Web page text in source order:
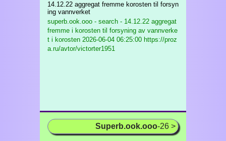
14.12.22 aggregat fremme korosten til forsyn
ing vannverket
superb.ook.ooo - search - 14.12.22 aggregat
fremme i korosten til forsyning av vannverke
t i korosten 2026-06-04 06:25:00 https://proz
a.ru/avtor/victorter1951
Superb.ook.ooo-26 >